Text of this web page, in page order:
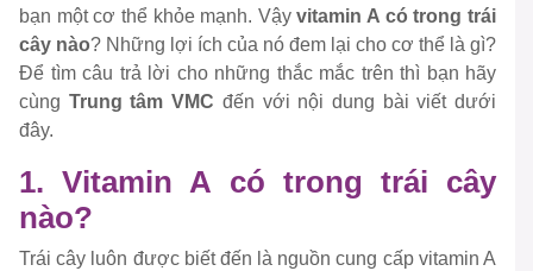
bạn một cơ thể khỏe mạnh. Vậyvitamin A có trong trái
cây nào? Những lợi ích của nó đem lại cho cơ thể là gì?
Để tìm câu trả lời cho những thắc mắc trên thì bạn hãy
cùng Trung tâm VMC đến với nội dung bài viết dưới
đây.
1. Vitamin A có trong trái cây
nào?
Trái cây luôn được biết đến là nguồn cung cấp vitamin A